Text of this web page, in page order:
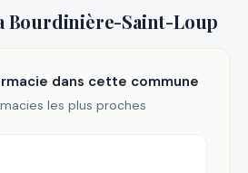
Bourdinière-Saint-Loup
dans cette commune
les plus proches